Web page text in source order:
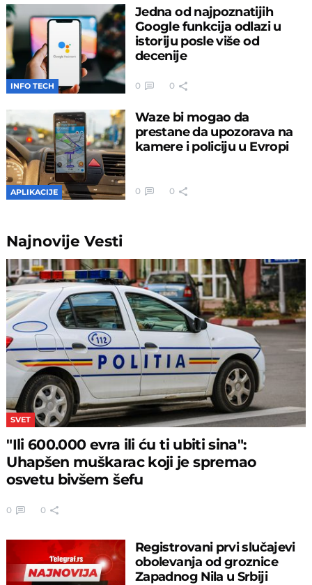
INFO TECH
Jedna od najpoznatijih
Google funkcija odlazi u
istoriju posle više od
decenije
0 0
APLIKACIJE
Waze bi mogao da
prestane da upozorava na
kamere i policiju u Evropi
0 0
NajnovijeVesti
SVET
"Ili 600.000 evra ili ću ti ubiti sina":
Uhapšen muškarac koji je spremao
osvetu bivšem šefu
0 0
Registrovani prvi slučajevi
obolevanja od groznice
Zapadnog Nila u Srbiji